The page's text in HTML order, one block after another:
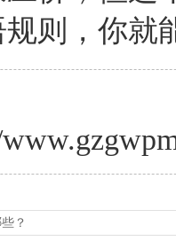
则，你就
？